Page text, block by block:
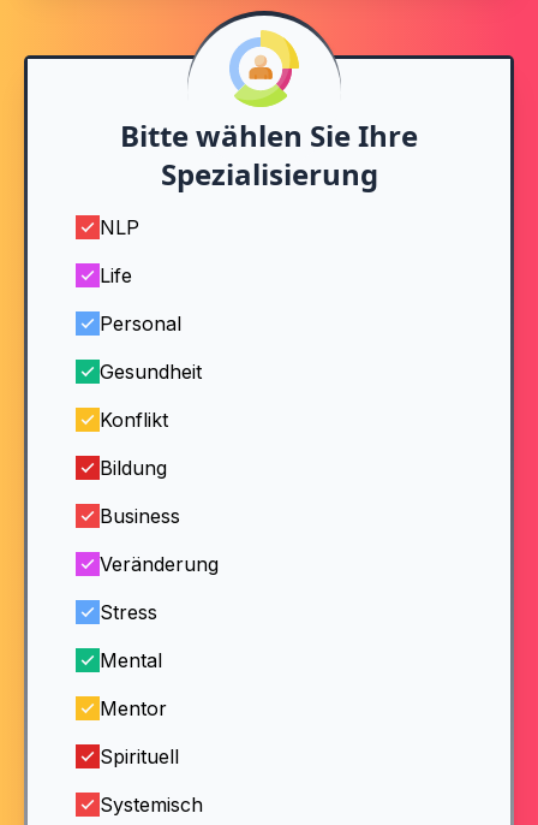
Bitte wählen Sie Ihre
Spezialisierung
NLP
Life
Personal
Gesundheit
Konflikt
Bildung
Business
Veränderung
Stress
Mental
Mentor
Spirituell
Systemisch